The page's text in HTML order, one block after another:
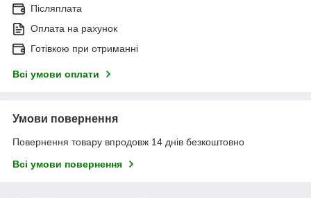
Післяплата
Оплата на рахунок
Готівкою при отриманні
Всі умови оплати
Умови повернення
Повернення товару впродовж 14 днів безкоштовно
Всі умови повернення